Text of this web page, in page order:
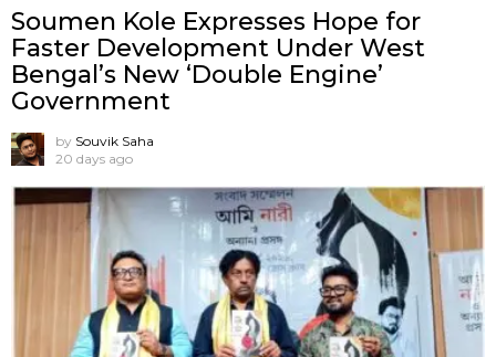
Soumen Kole Expresses Hope for
Faster Development Under West
Bengal’s New ‘Double Engine’
Government
by Souvik Saha
20 days ago